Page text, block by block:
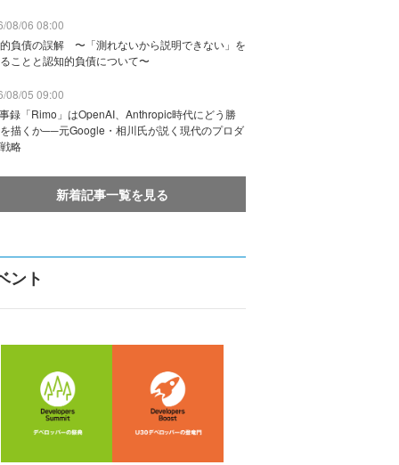
08/06 08:00
負債の誤解 〜「測れないから説明できない」を
ことと認知的負債について〜
08/05 09:00
録「Rimo」はOpenAI、Anthropic時代にどう勝
描くか──元Google・相川氏が説く現代のプロダ
略
新着記事一覧を見る
ント